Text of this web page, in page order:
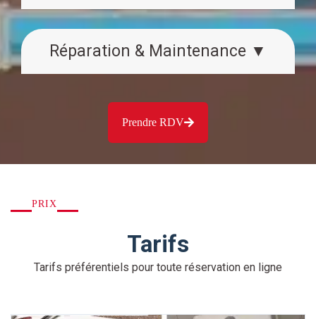
Réparation & Maintenance ▼
Prendre RDV
PRIX
Tarifs
Tarifs préférentiels pour toute réservation en ligne